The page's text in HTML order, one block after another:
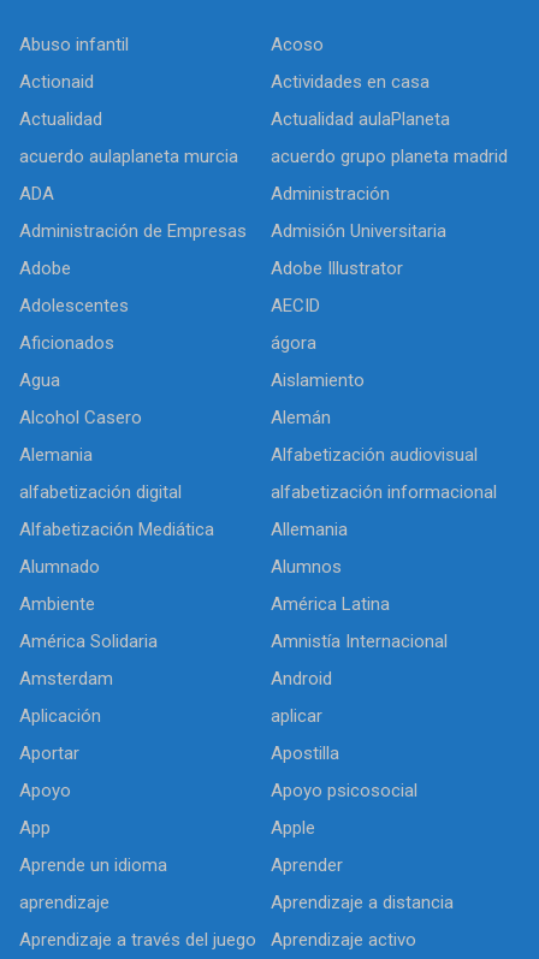
Abuso infantil
Acoso
Actionaid
Actividades en casa
Actualidad
Actualidad aulaPlaneta
acuerdo aulaplaneta murcia
acuerdo grupo planeta madrid
ADA
Administración
Administración de Empresas
Admisión Universitaria
Adobe
Adobe Illustrator
Adolescentes
AECID
Aficionados
ágora
Agua
Aislamiento
Alcohol Casero
Alemán
Alemania
Alfabetización audiovisual
alfabetización digital
alfabetización informacional
Alfabetización Mediática
Allemania
Alumnado
Alumnos
Ambiente
América Latina
América Solidaria
Amnistía Internacional
Amsterdam
Android
Aplicación
aplicar
Aportar
Apostilla
Apoyo
Apoyo psicosocial
App
Apple
Aprende un idioma
Aprender
aprendizaje
Aprendizaje a distancia
Aprendizaje a través del juego
Aprendizaje activo